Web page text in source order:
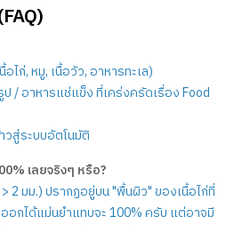
ไก่, หมู, เนื้อวัว, อาหารทะเล)
/ อาหารแช่แข็ง ที่เคร่งครัดเรื่อง Food
วสู่ระบบอัตโนมัติ
เลยจริงๆ หรือ?
2 มม.) ปรากฏอยู่บน "พื้นผิว" ของเนื้อไก่ที่
อกได้แม่นยำแทบจะ 100% ครับ แต่อาจมี